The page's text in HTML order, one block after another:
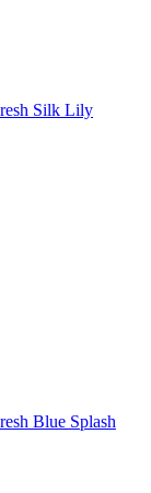
Silk Lily
Blue Splash